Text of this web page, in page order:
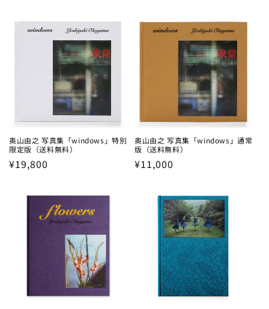
奥山由之 写真集「windows」特別
限定版（送料無料）
Regular
¥19,800
奥山由之 写真集「windows」通常
版（送料無料）
Regular
¥11,000